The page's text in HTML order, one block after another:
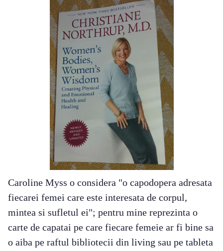
Caroline Myss o considera "o capodopera adresata
fiecarei femei care este interesata de corpul,
mintea si sufletul ei"; pentru mine reprezinta o
carte de capatai pe care fiecare femeie ar fi bine sa
o aiba pe raftul bibliotecii din living sau pe tableta